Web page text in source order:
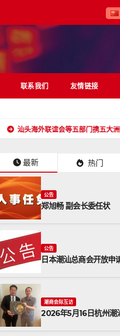
联系我们 友情链接
联谊会等五部门携五大洲侨胞和港澳
最新 热门
公告
郑旭畅 副会长委任状
公告
日本潮汕总商会开放申
潮商会际互访
2026年5月16日杭州潮